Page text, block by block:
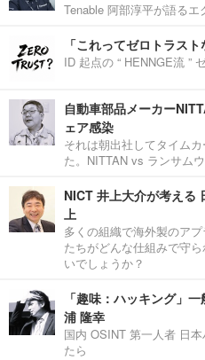
Tenable 阿部淳平が語る
「これってゼロトラス
ID 起点の “ HENNGE流 ”
自動車部品メーカー
ェア感染
それは朝出社してタイム
た。NITTAN vs ランサム
NICT 井上大介が考える
上
多くの組織で海外製のア
たちがどんな仕組みで守
いでしょうか？
「趣味：ハッキング」
浦 隆幸
国内 OSINT 第一人者 日
たら